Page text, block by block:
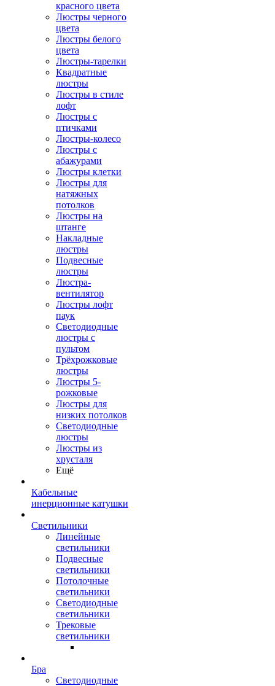
красного цвета
Люстры черного
цвета
Люстры белого
цвета
Люстры-тарелки
Квадратные
люстры
Люстры в стиле
лофт
Люстры с
птичками
Люстры-колесо
Люстры с
абажурами
Люстры клетки
Люстры для
натяжных
потолков
Люстры на
штанге
Накладные
люстры
Подвесные
люстры
Люстра-
вентилятор
Люстры лофт
паук
Светодиодные
люстры с
пультом
Трёхрожковые
люстры
Люстры 5-
рожковые
Люстры для
низких потолков
Cветодиодные
люстры
Люстры из
хрусталя
Ещё
Кабельные
инерционные катушки
Светильники
Линейные
светильники
Подвесные
светильники
Потолочные
светильники
Светодиодные
светильники
Трековые
светильники
Бра
Светодиодные